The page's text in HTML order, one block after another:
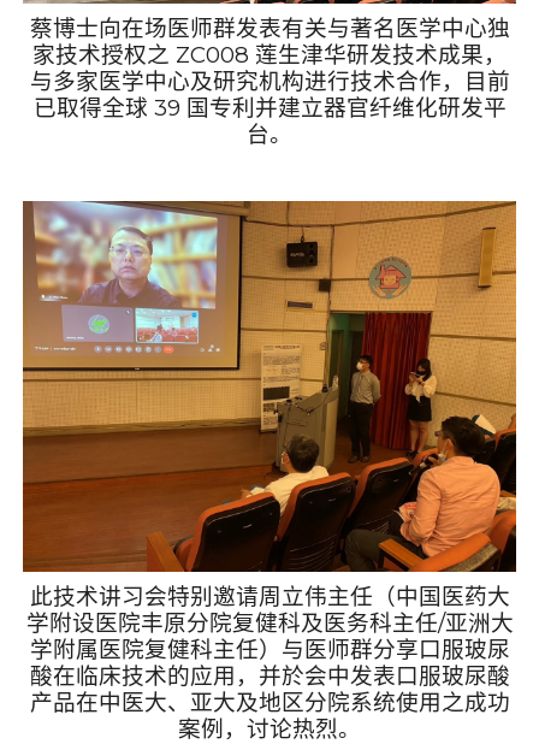
蔡博士向在场医师群发表有关与著名医学中心独
家技术授权之 ZC008 莲生津华研发技术成果，
与多家医学中心及研究机构进行技术合作，目前
已取得全球 39 国专利并建立器官纤维化研发平
台。
此技术讲习会特别邀请周立伟主任（中国医药大
学附设医院丰原分院复健科及医务科主任/亚洲大
学附属医院复健科主任）与医师群分享口服玻尿
酸在临床技术的应用，并於会中发表口服玻尿酸
产品在中医大、亚大及地区分院系统使用之成功
案例，讨论热烈。